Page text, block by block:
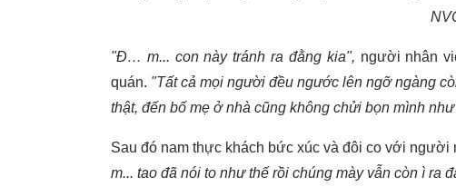
"Đ… m... con này tránh ra đằng kia", người nhân
quán. "Tất cả mọi người đều ngước lên ngỡ ngàng
thật, đến bố mẹ ở nhà cũng không chửi bọn mình
Sau đó nam thực khách bức xúc và đôi co với người
m... tao đã nói to như thế rồi chúng mày vẫn còn ì ra